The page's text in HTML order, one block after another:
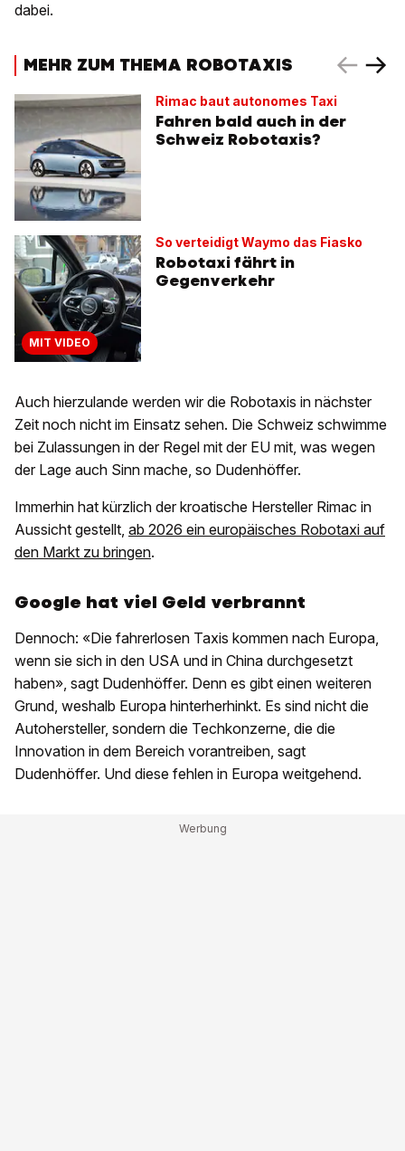
dabei.
MEHR ZUM THEMA ROBOTAXIS
Rimac baut autonomes Taxi
Fahren bald auch in der
Schweiz Robotaxis?
MIT VIDEO
So verteidigt Waymo das Fiasko
Robotaxi fährt in
Gegenverkehr
Auch hierzulande werden wir die Robotaxis in nächster
Zeit noch nicht im Einsatz sehen. Die Schweiz schwimme
bei Zulassungen in der Regel mit der EU mit, was wegen
der Lage auch Sinn mache, so Dudenhöffer.
Immerhin hat kürzlich der kroatische Hersteller Rimac in
Aussicht gestellt, ab 2026 ein europäisches Robotaxi auf
den Markt zu bringen.
Google hat viel Geld verbrannt
Dennoch: «Die fahrerlosen Taxis kommen nach Europa,
wenn sie sich in den USA und in China durchgesetzt
haben», sagt Dudenhöffer. Denn es gibt einen weiteren
Grund, weshalb Europa hinterherhinkt. Es sind nicht die
Autohersteller, sondern die Techkonzerne, die die
Innovation in dem Bereich vorantreiben, sagt
Dudenhöffer. Und diese fehlen in Europa weitgehend.